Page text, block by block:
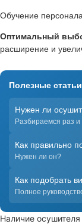
Обучение
Оптимальный
расширение и
Полезные статьи
Нужен ли
Разбираемся раз и
Как правильно
Нужен ли он?
Как подобрать
Полное
Наличие осушителя